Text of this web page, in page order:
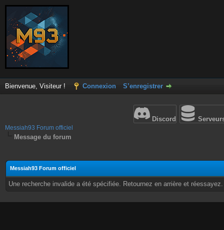
Bienvenue, Visiteur ! Connexion S’enregistrer
Discord
Messiah93 Forum officiel
Message du forum
Messiah93 Forum officiel
Une recherche invalide a été spécifiée. Retournez en arrière et réessayez.